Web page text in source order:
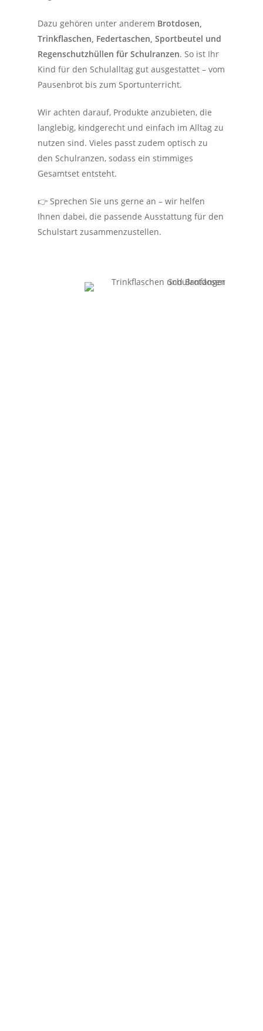
Dazu gehören unter anderem Brotdosen,
Trinkflaschen, Federtaschen, Sportbeutel und
Regenschutzhüllen für Schulranzen. So ist Ihr
Kind für den Schulalltag gut ausgestattet – vom
Pausenbrot bis zum Sportunterricht.
Wir achten darauf, Produkte anzubieten, die
langlebig, kindgerecht und einfach im Alltag zu
nutzen sind. Vieles passt zudem optisch zu
den Schulranzen, sodass ein stimmiges
Gesamtset entsteht.
👉 Sprechen Sie uns gerne an – wir helfen
Ihnen dabei, die passende Ausstattung für den
Schulstart zusammenzustellen.